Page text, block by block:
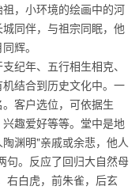
，小环境的绘画中的河
同伴，与祖宗同眠，他
辉。
纪年、五行相生相克、
结合到历史文化中。一
客户选位，可依据生
趣爱好等等。堂中是地
渊明"亲戚或余悲，他人
句。反应了回归大自然母
右白虎，前朱雀，后玄